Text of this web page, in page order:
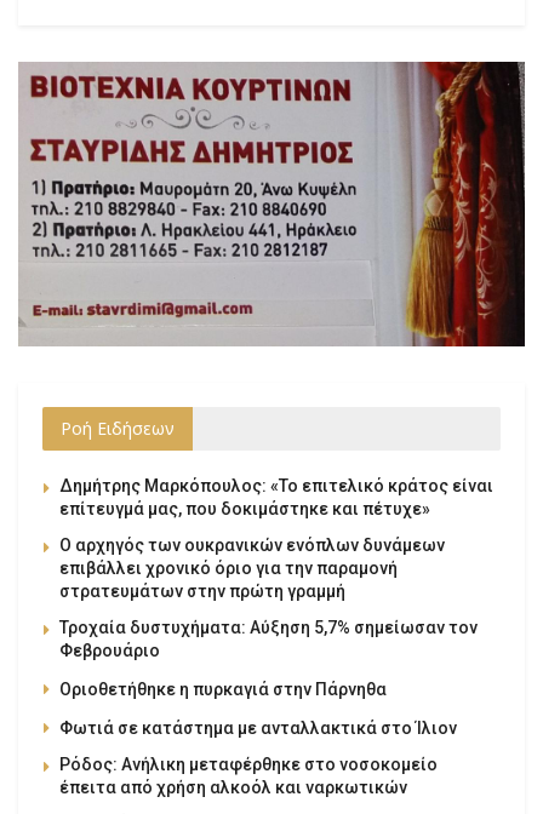
Ροή Ειδήσεων
Δημήτρης Μαρκόπουλος: «Το επιτελικό κράτος είναι
επίτευγμά μας, που δοκιμάστηκε και πέτυχε»
Ο αρχηγός των ουκρανικών ενόπλων δυνάμεων
επιβάλλει χρονικό όριο για την παραμονή
στρατευμάτων στην πρώτη γραμμή
Τροχαία δυστυχήματα: Αύξηση 5,7% σημείωσαν τον
Φεβρουάριο
Οριοθετήθηκε η πυρκαγιά στην Πάρνηθα
Φωτιά σε κατάστημα με ανταλλακτικά στο Ίλιον
Ρόδος: Ανήλικη μεταφέρθηκε στο νοσοκομείο
έπειτα από χρήση αλκοόλ και ναρκωτικών